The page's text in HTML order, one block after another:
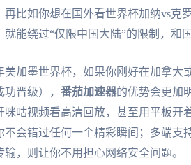
再比如你想在国外看世界杯加纳vs克
就能绕过“仅限中国大陆”的限制，和
美加墨世界杯，如果你刚好在加拿
晋级）， 番茄加速器的优势会更加
咪咕视频看高清回放，甚至用平板开
不会错过任何一个精彩瞬间；多端支
输，则让你不用担心网络安全问题。